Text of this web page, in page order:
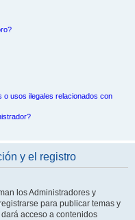
usos ilegales relacionados con
y el registro
los Administradores y
para publicar temas y
acceso a contenidos